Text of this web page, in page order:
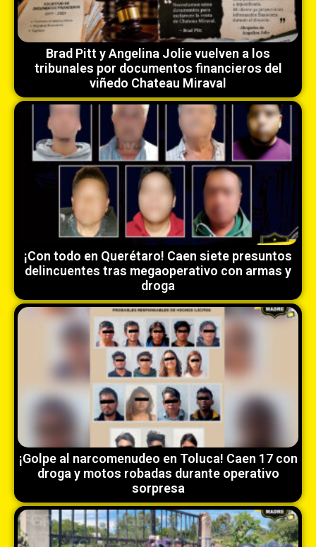
Brad Pitt y Angelina Jolie vuelven a los
tribunales por documentos financieros del
viñedo Chateau Miraval
¡Con todo en Querétaro! Caen siete presuntos
delincuentes tras megaoperativo con armas y
droga
¡Golpe al narcomenudeo en Toluca! Caen 17 con
droga y motos robadas durante operativo
sorpresa